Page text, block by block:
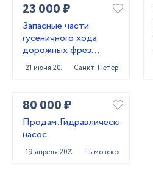
23 000 ₽
Запасные части
гусеничного хода
дорожных фрез
Caterpillar PM620
21 июня 2025 Санкт-Петербург
80 000 ₽
Продам:Гидравлический
насос
19 апреля 2023 Тымовское